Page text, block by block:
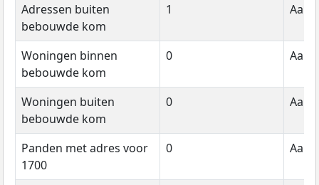
Adressen buiten
bebouwde kom
1
Woningen binnen
bebouwde kom
0
Woningen buiten
bebouwde kom
0
Panden met adres voor
1700
0